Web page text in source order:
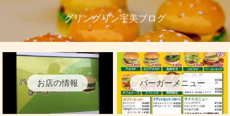
グリングリン宇美ブログ
お店の情報 バーガーメニュー